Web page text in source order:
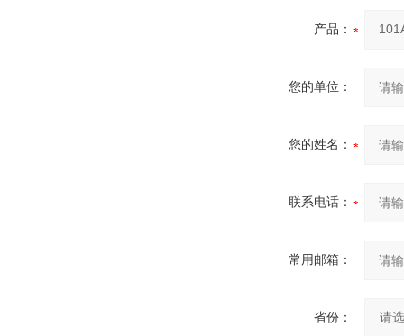
产品：
您的单位：
您的姓名：
联系电话：
常用邮箱：
省份：